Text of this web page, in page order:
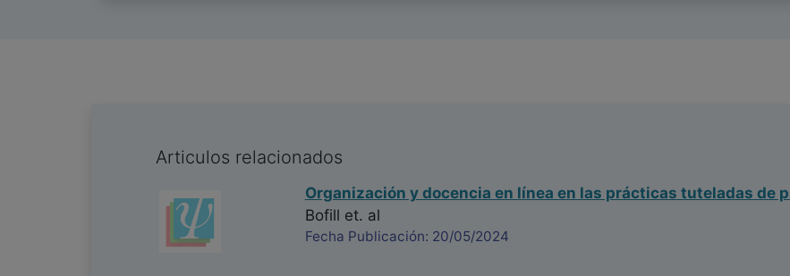
Articulos relacionados
Organización y docencia en línea en las prácticas tuteladas de
Bofill et. al
Fecha Publicación: 20/05/2024